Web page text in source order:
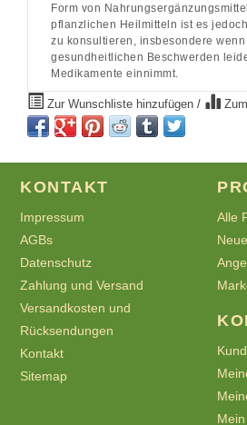
Form von
pflanzlichen Heilmitteln ist es
zu konsultieren, insbesondere
gesundheitlichen Beschwerden
Medikamente einnimmt.
Zur Wunschliste hinzufügen /
KONTAKT
Impressum
AGBs
Datenschutz
Zahlung und Versand
Versandkosten und
Rücksendungen
Kontakt
Sitemap
Alle